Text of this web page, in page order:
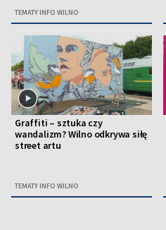
TEMATY INFO WILNO
Graffiti – sztuka czy
wandalizm? Wilno odkrywa siłę
street artu
TEMATY INFO WILNO